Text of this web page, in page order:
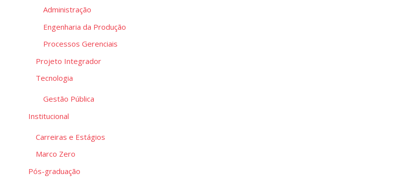
Administração
Engenharia da Produção
Processos Gerenciais
Projeto Integrador
Tecnologia
Gestão Pública
Institucional
Carreiras e Estágios
Marco Zero
Pós-graduação